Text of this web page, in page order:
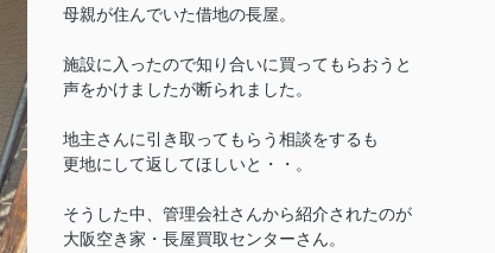
母親が住んでいた借地の長屋。
施設に入ったので知り合いに買ってもらおうと
声をかけましたが断られました。
地主さんに引き取ってもらう相談をするも
更地にして返してほしいと・・。
そうした中、管理会社さんから紹介されたのが
大阪空き家・長屋買取センターさん。